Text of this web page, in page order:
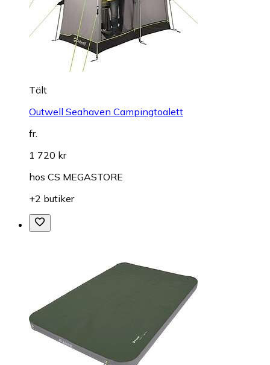
Tält
Outwell Seahaven Campingtoalett
fr.
1 720 kr
hos CS MEGASTORE
+2 butiker